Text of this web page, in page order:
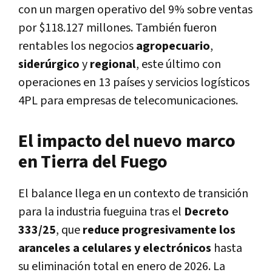
con un margen operativo del 9% sobre ventas
por $118.127 millones. También fueron
rentables los negociosagropecuario,
siderúrgicoyregional, este último con
operaciones en 13 países y servicios logísticos
4PL para empresas de telecomunicaciones.
El impacto del nuevo marco
en Tierra del Fuego
El balance llega en un contexto de transición
para la industria fueguina tras el Decreto
333/25, quereduce progresivamente los
aranceles a celulares y electrónicos hasta
su eliminación total en enero de 2026. La